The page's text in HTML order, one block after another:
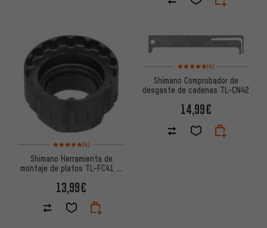
Valoración media: 5 de 5 basada en 4 reseñas
(4)
Shimano Herramienta de
montaje de platos TL-FC41 p.
13,99€
Valoración media: 5 de 5
(4)
Shimano Comprobador de
desgaste de cadenas TL-CN42
14,99€